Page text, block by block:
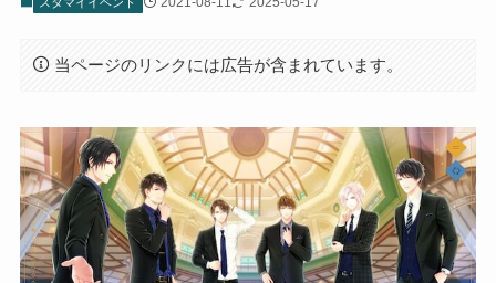
当ページのリンクには広告が含まれています。